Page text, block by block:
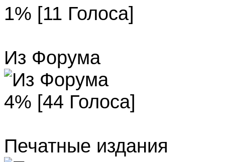
1% [11 Голоса]
Из Форума
4% [44 Голоса]
Печатные издания